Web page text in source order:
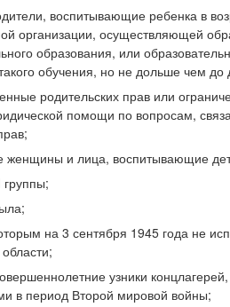
воспитывающие ребенка в
организации, осуществляющей
образования, или
обучения, но не дольше чем до
родительских прав или
помощи по вопросам,
и лица, воспитывающие
на 3 сентября 1945 года не
узники
в период Второй мировой войны;